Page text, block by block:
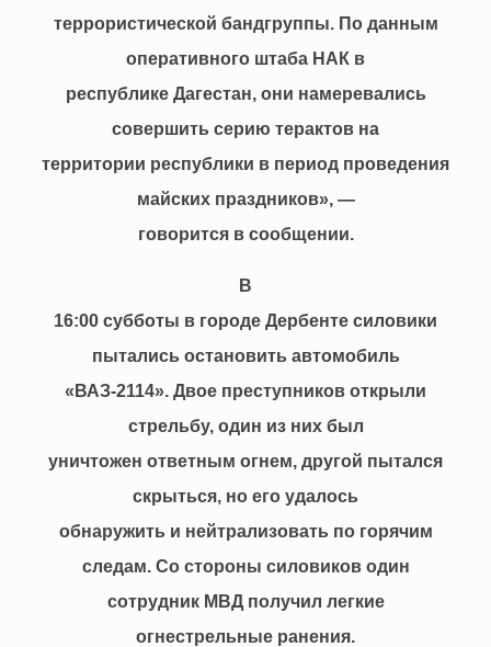
террористической бандгруппы. По данным
оперативного штаба НАК в
республике Дагестан, они намеревались
совершить серию терактов на
территории республики в период проведения
майских праздников», —
говорится в сообщении.
В
16:00 субботы в городе Дербенте силовики
пытались остановить автомобиль
«ВАЗ-2114». Двое преступников открыли
стрельбу, один из них был
уничтожен ответным огнем, другой пытался
скрыться, но его удалось
обнаружить и нейтрализовать по горячим
следам. Со стороны силовиков один
сотрудник МВД получил легкие
огнестрельные ранения.